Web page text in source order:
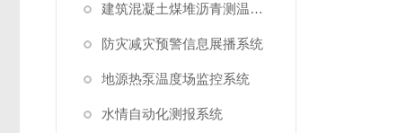
建筑混凝土煤堆沥青测温系统
防灾减灾预警信息展播系统
地源热泵温度场监控系统
水情自动化测报系统